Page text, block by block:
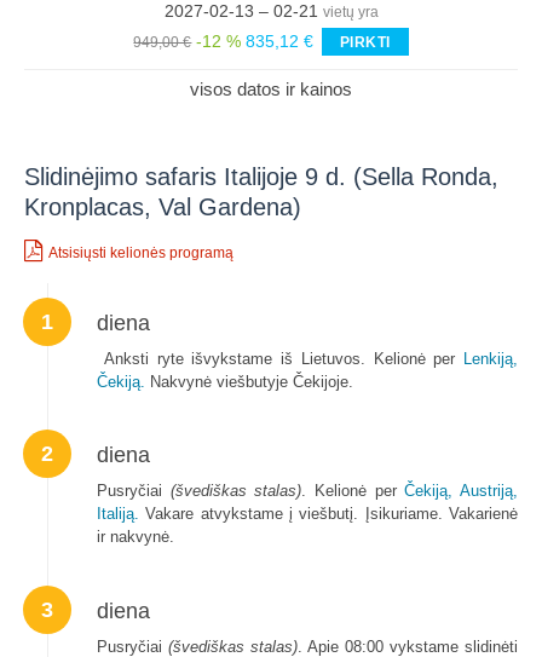
2027-02-13 – 02-21 vietų yra
949,00 € -12 % 835,12 € PIRKTI
visos datos ir kainos
Slidinėjimo safaris Italijoje 9 d. (Sella Ronda,
Kronplacas, Val Gardena)
Atsisiųsti kelionės programą
1 diena
Anksti ryte išvykstame iš Lietuvos. Kelionė per Lenkiją,
Čekiją. Nakvynė viešbutyje Čekijoje.
2 diena
Pusryčiai (švediškas stalas). Kelionė perČekiją, Austriją,
Italiją. Vakare atvykstame į viešbutį. Įsikuriame. Vakarienė
ir nakvynė.
3 diena
Pusryčiai (švediškas stalas) . Apie 08:00 vykstame slidinėti